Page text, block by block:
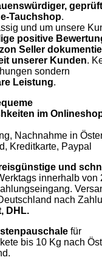
Tauchshop.
und um unsere
positive
Seller
unserer Kunden.
sondern
Leistung.
im
Nachnahme in
Kreditkarte, Paypal
und
innerhalb von
nach
DHL.
für
bis 10 Kg nach